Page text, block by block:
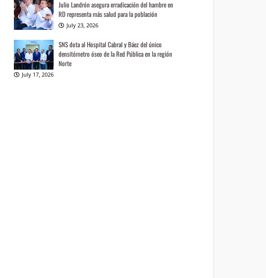
Julio Landrón asegura erradicación del hambre en
RD representa más salud para la población
July 23, 2026
SNS dota al Hospital Cabral y Báez del único
densitómetro óseo de la Red Pública en la región
Norte
July 17, 2026